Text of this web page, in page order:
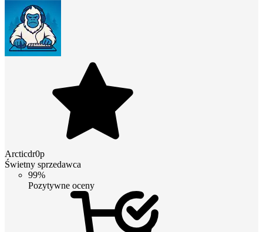
Arcticdr0p
Świetny sprzedawca
99%
Pozytywne oceny